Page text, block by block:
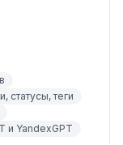
статусы, теги
и YandexGPT